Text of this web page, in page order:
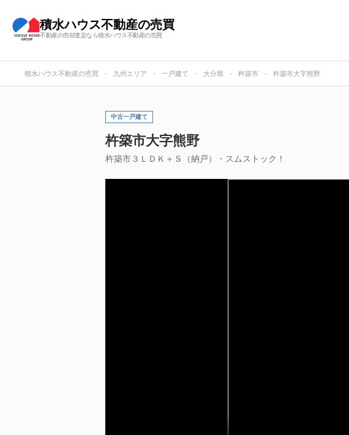
積水ハウス不動産の売買
不動産の売却査定なら積水ハウス不動産の売買
積水ハウス不動産の売買 九州エリア 一戸建て 大分県 杵築市 杵築市大字熊野
中古一戸建て
杵築市大字熊野
杵築市３ＬＤＫ＋Ｓ（納戸）・スムストック！